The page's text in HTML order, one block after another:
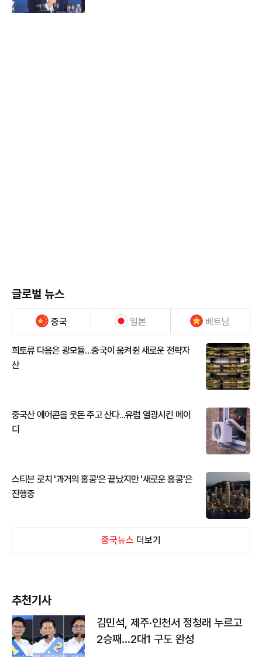
글로벌 뉴스
중국 일본 베트남
희토류 다음은 광모듈…중국이 움켜쥔 새로운 전략자
산
중국산 에어콘을 웃돈 주고 산다...유럽 열광시킨 메이
디
스티븐 로치 '과거의 홍콩'은 끝났지만 '새로운 홍콩'은
진행중
중국뉴스 더보기
추천기사
김민석, 제주·인천서 정청래 누르고
2승째…2대1 구도 완성